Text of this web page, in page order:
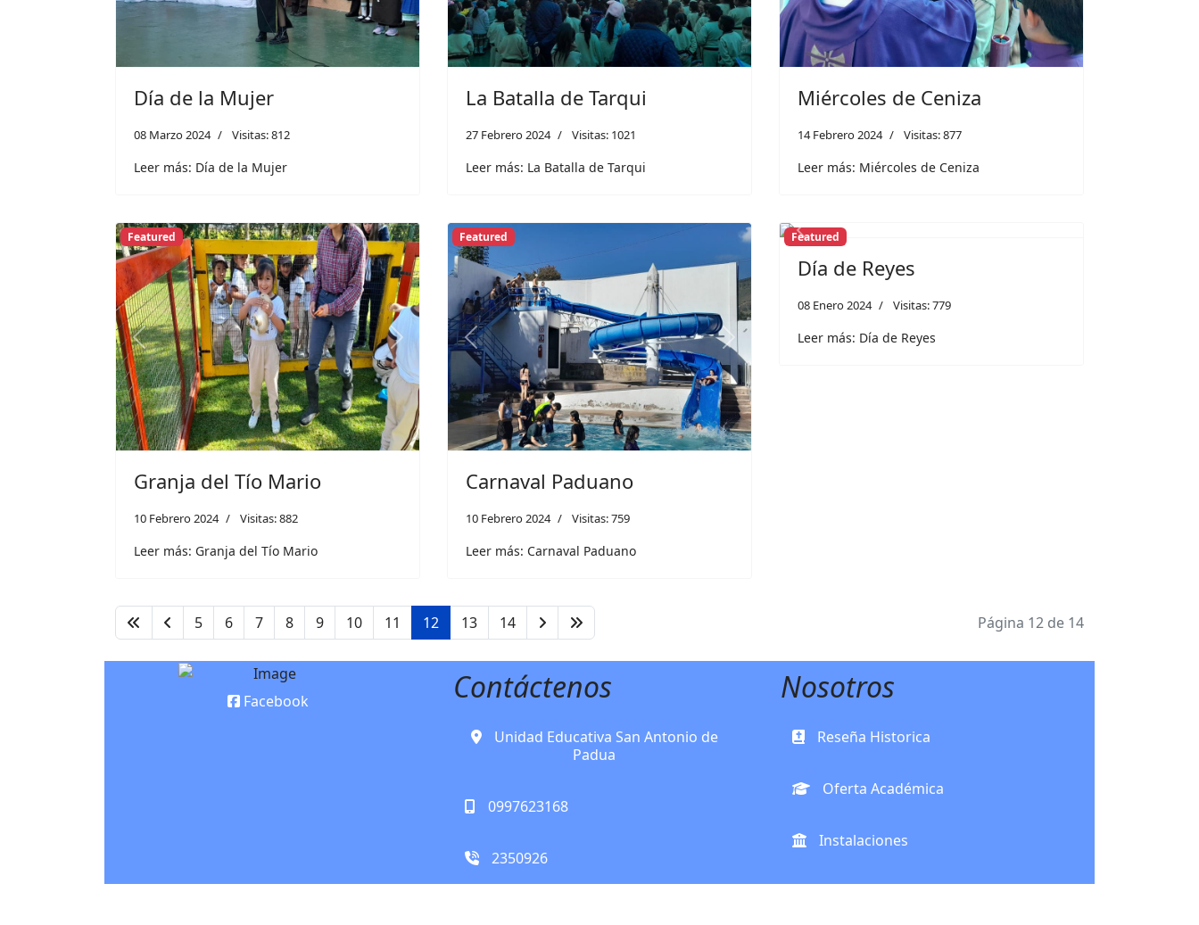
Día de la Mujer
08 Marzo 2024 Visitas: 812
Leer más: Día de la Mujer
La Batalla de Tarqui
27 Febrero 2024 Visitas: 1021
Leer más: La Batalla de Tarqui
Miércoles de Ceniza
14 Febrero 2024 Visitas: 877
Leer más: Miércoles de Ceniza
Previous Next
Featured
Granja del Tío Mario
10 Febrero 2024 Visitas: 882
Leer más: Granja del Tío Mario
Previous Next
Featured
Carnaval Paduano
10 Febrero 2024 Visitas: 759
Leer más: Carnaval Paduano
Previous
Featured
Día de Reyes
08 Enero 2024 Visitas: 779
Leer más: Día de Reyes
5 6 7 8 9 10 11 12 13 14 Página 12 de 14
Facebook Contáctenos
Unidad Educativa San Antonio de
Padua
0997623168
2350926
Nosotros
Reseña Historica
Oferta Académica
Instalaciones